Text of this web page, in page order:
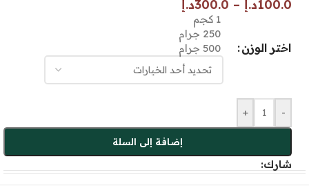
100.0د.إ –
300.0د.إ
اختر الوزن
1 كجم
250 جرام
500 جرام
-
+
إضافة إلى السلة
شارك: